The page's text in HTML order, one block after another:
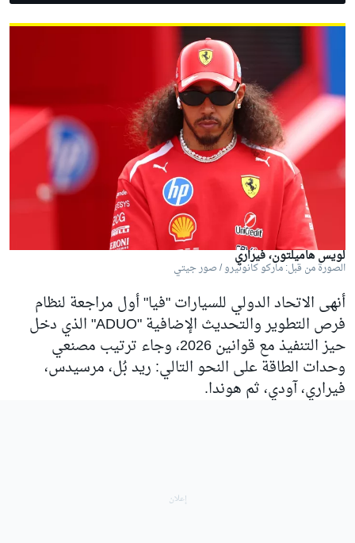
لويس هاميلتون، فيراري
الصورة من قبل: ماركو كانونيرو / صور جيتي
أنهى الاتحاد الدولي للسيارات "فيا" أول مراجعة لنظام
فرص التطوير والتحديث الإضافية "ADUO" الذي دخل
حيز التنفيذ مع قوانين 2026، وجاء ترتيب مصنعي
وحدات الطاقة على النحو التالي: ريد بُل، مرسيدس،
فيراري، آودي، ثم هوندا.